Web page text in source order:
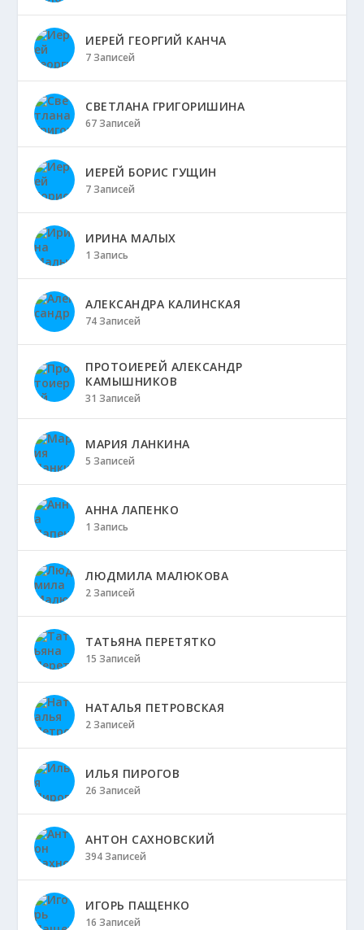
ИЕРЕЙ ГЕОРГИЙ КАНЧА
7 Записей
СВЕТЛАНА ГРИГОРИШИНА
67 Записей
ИЕРЕЙ БОРИС ГУЩИН
7 Записей
ИРИНА МАЛЫХ
1 Запись
АЛЕКСАНДРА КАЛИНСКАЯ
74 Записей
ПРОТОИЕРЕЙ АЛЕКСАНДР
КАМЫШНИКОВ
31 Записей
МАРИЯ ЛАНКИНА
5 Записей
АННА ЛАПЕНКО
1 Запись
ЛЮДМИЛА МАЛЮКОВА
2 Записей
ТАТЬЯНА ПЕРЕТЯТКО
15 Записей
НАТАЛЬЯ ПЕТРОВСКАЯ
2 Записей
ИЛЬЯ ПИРОГОВ
26 Записей
АНТОН САХНОВСКИЙ
394 Записей
ИГОРЬ ПАЩЕНКО
16 Записей